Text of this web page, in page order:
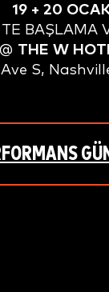
19 + 20
BAŞLAMA
@ THE W
S,